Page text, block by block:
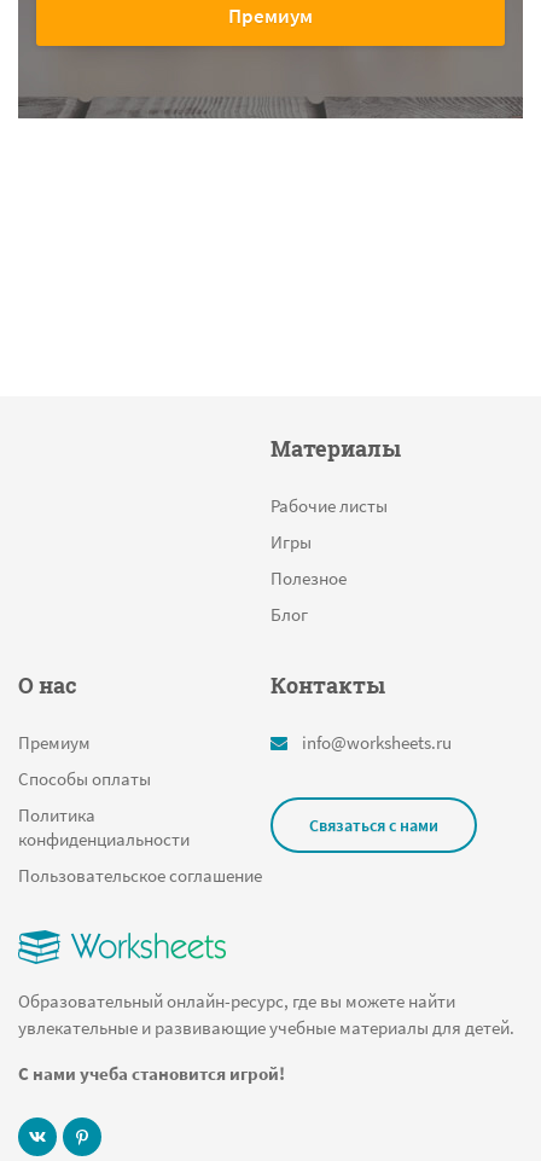
Премиум
Образовательный онлайн-ресурс, где вы можете найти
увлекательные и развивающие учебные материалы для детей.
С нами учеба становится игрой!
Материалы
Рабочие листы
Игры
Полезное
Блог
О нас
Премиум
Способы оплаты
Политика
конфиденциальности
Пользовательское соглашение
Контакты
info@worksheets.ru
Связаться с нами